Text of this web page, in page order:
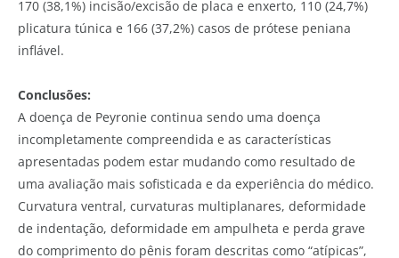
170 (38,1%) incisão/excisão de placa e enxerto, 110 (24,7%)
plicatura túnica e 166 (37,2%) casos de prótese peniana
inflável.
Conclusões:
A doença de Peyronie continua sendo uma doença
incompletamente compreendida e as características
apresentadas podem estar mudando como resultado de
uma avaliação mais sofisticada e da experiência do médico.
Curvatura ventral, curvaturas multiplanares, deformidade
de indentação, deformidade em ampulheta e perda grave
do comprimento do pênis foram descritas como “atípicas”,